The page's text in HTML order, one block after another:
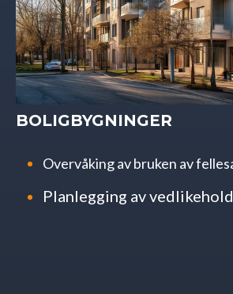
BOLIGBYGNINGER
Overvåking av bruken av
Planlegging av vedlikehold